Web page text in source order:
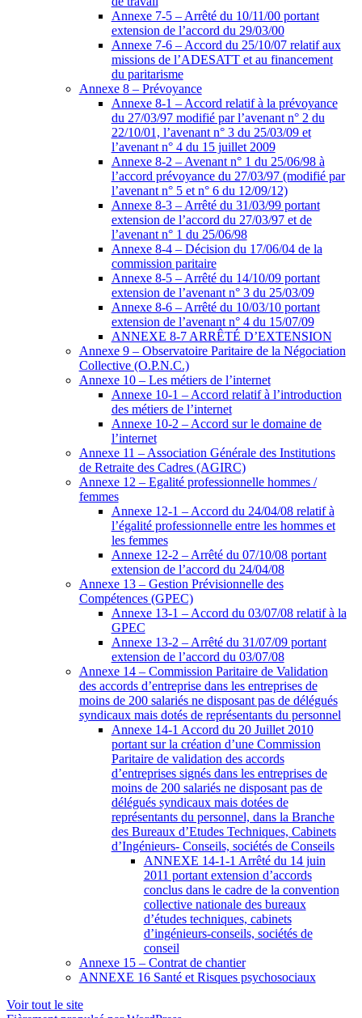
Annexe 7-5 – Arrêté du 10/11/00 portant
extension de l’accord du 29/03/00
Annexe 7-6 – Accord du 25/10/07 relatif aux
missions de l’ADESATT et au financement
du paritarisme
Annexe 8 – Prévoyance
Annexe 8-1 – Accord relatif à la prévoyance
du 27/03/97 modifié par l’avenant n° 2 du
22/10/01, l’avenant n° 3 du 25/03/09 et
l’avenant n° 4 du 15 juillet 2009
Annexe 8-2 – Avenant n° 1 du 25/06/98 à
l’accord prévoyance du 27/03/97 (modifié par
l’avenant n° 5 et n° 6 du 12/09/12)
Annexe 8-3 – Arrêté du 31/03/99 portant
extension de l’accord du 27/03/97 et de
l’avenant n° 1 du 25/06/98
Annexe 8-4 – Décision du 17/06/04 de la
commission paritaire
Annexe 8-5 – Arrêté du 14/10/09 portant
extension de l’avenant n° 3 du 25/03/09
Annexe 8-6 – Arrêté du 10/03/10 portant
extension de l’avenant n° 4 du 15/07/09
ANNEXE 8-7 ARRÊTÉ D’EXTENSION
Annexe 9 – Observatoire Paritaire de la Négociation
Collective (O.P.N.C.)
Annexe 10 – Les métiers de l’internet
Annexe 10-1 – Accord relatif à l’introduction
des métiers de l’internet
Annexe 10-2 – Accord sur le domaine de
l’internet
Annexe 11 – Association Générale des Institutions
de Retraite des Cadres (AGIRC)
Annexe 12 – Egalité professionnelle hommes /
femmes
Annexe 12-1 – Accord du 24/04/08 relatif à
l’égalité professionnelle entre les hommes et
les femmes
Annexe 12-2 – Arrêté du 07/10/08 portant
extension de l’accord du 24/04/08
Annexe 13 – Gestion Prévisionnelle des
Compétences (GPEC)
Annexe 13-1 – Accord du 03/07/08 relatif à la
GPEC
Annexe 13-2 – Arrêté du 31/07/09 portant
extension de l’accord du 03/07/08
Annexe 14 – Commission Paritaire de Validation
des accords d’entreprise dans les entreprises de
moins de 200 salariés ne disposant pas de délégués
syndicaux mais dotés de représentants du personnel
Annexe 14-1 Accord du 20 Juillet 2010
portant sur la création d’une Commission
Paritaire de validation des accords
d’entreprises signés dans les entreprises de
moins de 200 salariés ne disposant pas de
délégués syndicaux mais dotées de
représentants du personnel, dans la Branche
des Bureaux d’Etudes Techniques, Cabinets
d’Ingénieurs- Conseils, sociétés de Conseils
ANNEXE 14-1-1 Arrêté du 14 juin
2011 portant extension d’accords
conclus dans le cadre de la convention
collective nationale des bureaux
d’études techniques, cabinets
d’ingénieurs-conseils, sociétés de
conseil
Annexe 15 – Contrat de chantier
ANNEXE 16 Santé et Risques psychosociaux
Voir tout le site